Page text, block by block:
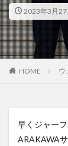
2023年3月27
HOME ウ
早くジャー
ARAKAWA